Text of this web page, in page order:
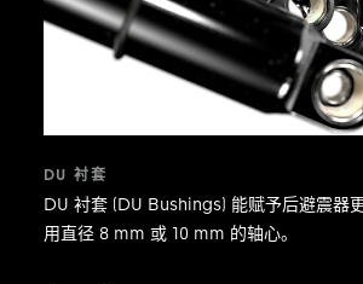
DU 衬套
DU 衬套 (DU Bushings) 能赋予后避震器
用直径 8 mm 或 10 mm 的轴心。